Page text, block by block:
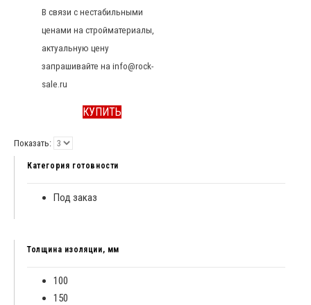
В связи с нестабильными
ценами на стройматериалы,
актуальную цену
запрашивайте на info@rock-
sale.ru
КУПИТЬ
Показать:
Категория готовности
Под заказ
Толщина изоляции, мм
100
150